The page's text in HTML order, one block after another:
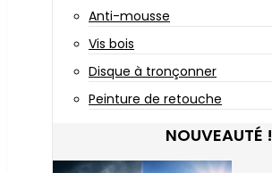
Anti-mousse
Vis bois
Disque à tronçonner
Peinture de retouche
NOUVEAUTÉ !